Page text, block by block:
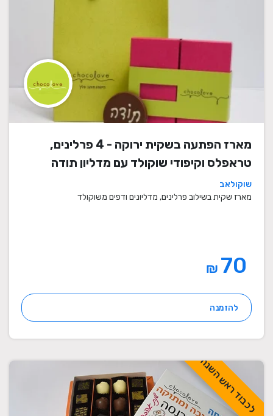
מארז הפתעה בשקית ירוקה - 4 פרלינים,
טראפלס וקיפודי שוקולד עם מדליון תודה
שוקולאב
מארז שקית בשילוב פרלינים, מדליונים ודפים משוקולד
₪
להזמנה
לכבוד ראש השנה